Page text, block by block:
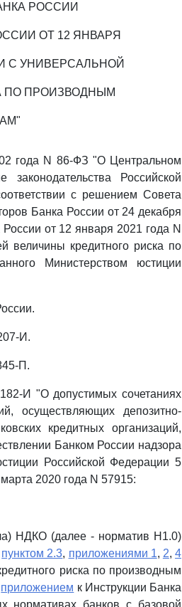
РОССИИ
ОТ 12 ЯНВАРЯ
С УНИВЕРСАЛЬНОЙ
ПО ПРОИЗВОДНЫМ
года N 86-ФЗ "О Центральном
Российской
с решением Совета
Банка России от 24 декабря
России от 12 января 2021 года N
величины кредитного риска по
Министерством юстиции
И.
П.
И "О допустимых сочетаниях
осуществляющих депозитно-
кредитных организаций,
Банком России надзора
Российской Федерации 5
2020 года N 57915:
НДКО (далее - норматив Н1.0)
пунктом 2.3, приложениями 1, 2,4
риска по производным
приложением к Инструкции Банка
нормативах банков с базовой